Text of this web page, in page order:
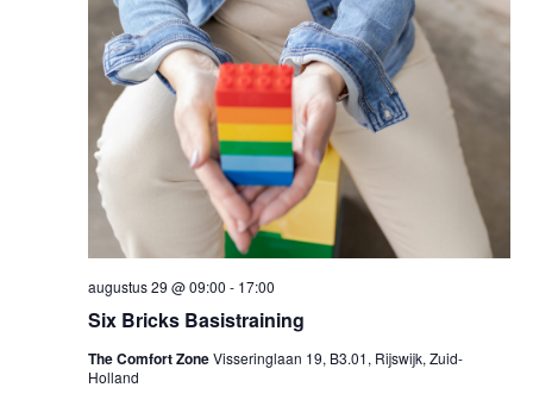
Six Bricks Basistraining
augustus 29 @ 09:00 - 17:00
The Comfort ZoneVisseringlaan 19, B3.01, Rijswijk, Zuid-
Holland